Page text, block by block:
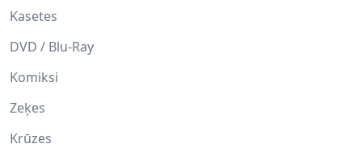
Kasetes
DVD / Blu-Ray
Komiksi
Zeķes
Krūzes